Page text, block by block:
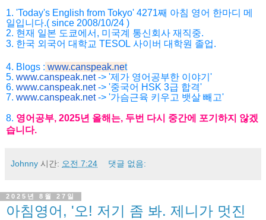
1. 'Today's English from Tokyo' 4271째 아침 영어 한마디 메
일입니다.( since 2008/10/24 )
2. 현재 일본 도쿄에서 , 미국계 통신회사 재직중.
3. 한국 외국어 대학교 TESOL 사이버 대학원 졸업.
4. Blogs : www.canspeak.net
5. www.canspeak.net-> '제가 영어공부한 이야기'
6. www.canspeak.net-> '중국어 HSK 3급 합격'
7. www.canspeak.net-> '가슴근육 키우고 뱃살 빼고'
8. 영어공부, 2025년 올해는, 두번 다시 중간에 포기하지 않겠
습니 다.
Johnny 시간: 오전 7:24 댓글 없음:
2025년 8월 27일
아침영어, '오! 저기 좀 봐. 제니가 멋진